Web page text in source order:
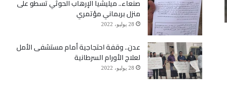
صنعاء.. ميليشيا الإرهاب الحوثي تسطو على
منزل بربماني مؤتمري
28 يوليو، 2022
عدن.. وقفة احتجاجية أمام مستشفى الأمل
لعلاج الأورام السرطانية
28 يوليو، 2022